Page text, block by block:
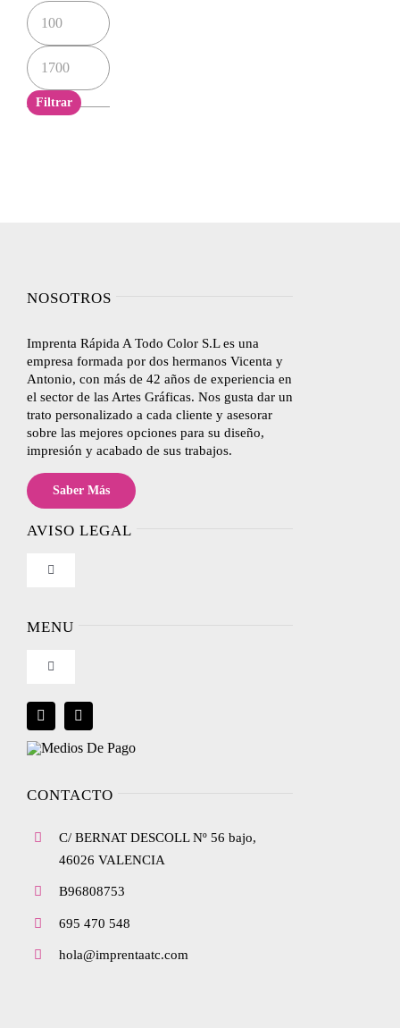
Precio
mínimo
Precio
máximo
Filtrar
NOSOTROS
Imprenta Rápida A Todo Color S.L es una
empresa formada por dos hermanos Vicenta y
Antonio, con más de 42 años de experiencia en
el sector de las Artes Gráficas. Nos gusta dar un
trato personalizado a cada cliente y asesorar
sobre las mejores opciones para su diseño,
impresión y acabado de sus trabajos.
Saber Más
AVISO LEGAL
Toggle
Condiciones de uso
Política de privacidad
Ley de cookies
MENU
Toggle
CONTACTO
C/ BERNAT DESCOLL Nº 56 bajo,
46026 VALENCIA
B96808753
695 470 548
hola@imprentaatc.com